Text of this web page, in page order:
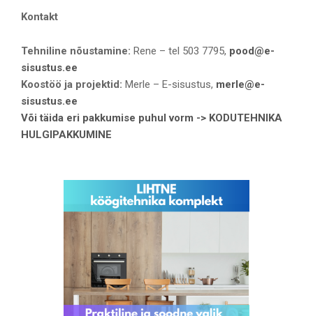
Kontakt
Tehniline nõustamine: Rene – tel 503 7795, pood@e-
sisustus.ee
Koostöö ja projektid: Merle – E-sisustus, merle@e-
sisustus.ee
Või täida eri pakkumise puhul vorm -> KODUTEHNIKA
HULGIPAKKUMINE